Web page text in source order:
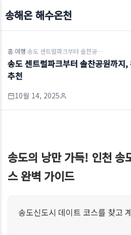
송해온 해수온천
홈›여행› 송도 센트럴파크부터 솔찬공원까지, 완벽한 하루 데이트 코스 추천
송도 센트럴파크부터 솔찬공원까지
추천
10월 14, 2025
송도의 낭만 가득! 인천 송
스 완벽 가이드
송도신도시 데이트 코스를 찾고